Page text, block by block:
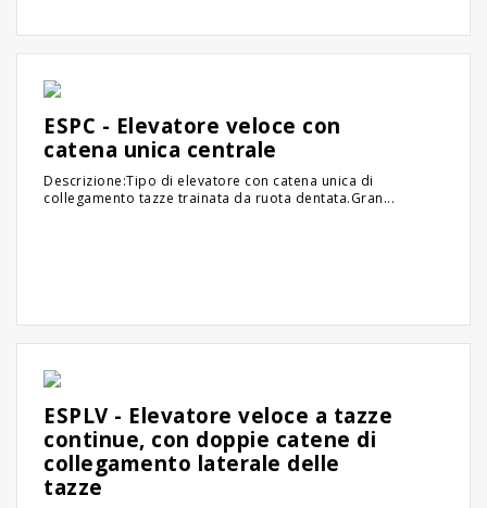
ESPC - Elevatore veloce con
catena unica centrale
Descrizione:Tipo di elevatore con catena unica di
collegamento tazze trainata da ruota dentata.Gran...
ESPLV - Elevatore veloce a tazze
continue, con doppie catene di
collegamento laterale delle
tazze